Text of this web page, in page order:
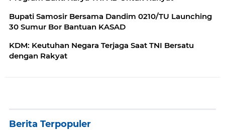
Bupati Samosir Bersama Dandim 0210/TU Launching
30 Sumur Bor Bantuan KASAD
KDM: Keutuhan Negara Terjaga Saat TNI Bersatu
dengan Rakyat
Berita Terpopuler